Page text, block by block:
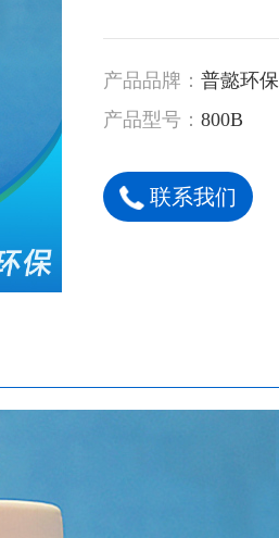
产品品牌： 普懿环保
产品型号： 800B
联系我们